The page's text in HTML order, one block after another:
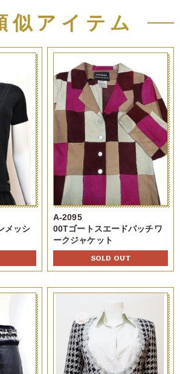
似アイテム
メッシ
A-2095
00Tゴートスエードパッチワ
ークジャケット
SOLD OUT